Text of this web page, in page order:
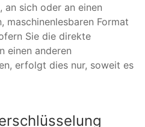
sich oder an einen
maschinenlesbaren Format
Sie die direkte
einen anderen
erfolgt dies nur, soweit es